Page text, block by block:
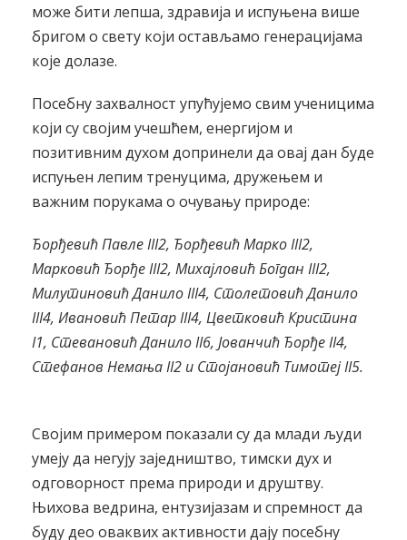
може бити лепша, здравија и испуњена више
бригом о свету који остављамо генерацијама
које долазе.
Посебну захвалност упућујемо свим ученицима
који су својим учешћем, енергијом и
позитивним духом допринели да овај дан буде
испуњен лепим тренуцима, дружењем и
важним порукама о очувању природе:
Ђорђевић Павле III2, Ђорђевић Марко III2,
Марковић Ђорђе III2, Михајловић Богдан III2,
Милутиновић Данило III4, Столетовић Данило
III4, Ивановић Петар III4, Цветковић Кристина
I1, Стевановић Данило II6, Јованчић Ђорђе II4,
Стефанов Немања II2 и Стојановић Тимотеј II5.
Својим примером показали су да млади људи
умеју да негују заједништво, тимски дух и
одговорност према природи и друштву.
Њихова ведрина, ентузијазам и спремност да
буду део оваквих активности дају посебну